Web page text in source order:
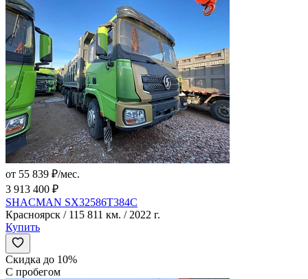
от 55 839 ₽/мес.
3 913 400 ₽
SHACMAN SX32586T384C
Красноярск / 115 811 км. / 2022 г.
Купить
Скидка до 10%
С пробегом